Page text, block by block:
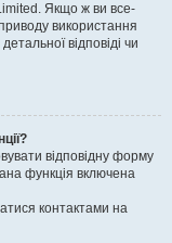
Якщо ж ви все-
використання
відповіді чи
відповідну форму
функція включена
контактами на